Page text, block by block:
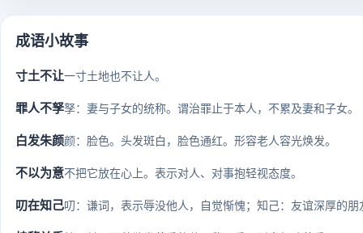
成语小故事
寸土不让一寸土地也不让人。
罪人不孥孥：妻与子女的统称。谓治罪止于本人，不累及妻和子女。
白发朱颜颜：脸色。头发斑白，脸色通红。形容老人容光焕发。
不以为意不把它放在心上。表示对人、对事抱轻视态度。
叨在知己叨：谦词，表示辱没他人，自觉惭愧；知己：友谊深厚的